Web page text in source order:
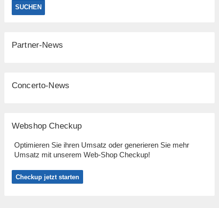
Partner-News
Concerto-News
Webshop Checkup
Optimieren Sie ihren Umsatz oder generieren Sie mehr
Umsatz mit unserem Web-Shop Checkup!
Checkup jetzt starten